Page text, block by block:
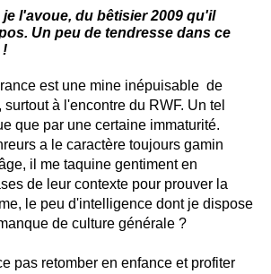
l'avoue, du bêtisier 2009 qu'il
Un peu de tendresse dans ce
!
est une mine inépuisable de
à l'encontre du RWF. Un tel
que par une certaine immaturité.
a le caractère toujours gamin
il me taquine gentiment en
de leur contexte pour prouver la
le peu d'intelligence dont je dispose
de culture générale ?
pas retomber en enfance et profiter